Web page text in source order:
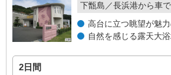
下甑島／長浜港から車
高台に立つ眺望が魅
自然を感じる露天大
2日間